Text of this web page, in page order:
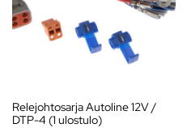
Relejohtosarja Autoline 12V /
DTP-4 (1 ulostulo)